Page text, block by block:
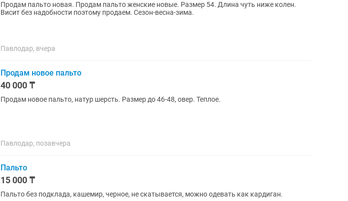
Продам пальто новая. Продам пальто женские новые. Размер 54. Длина чуть ниже колен.
Висит без надобности поэтому продаем. Сезон-весна-зима.
Павлодар, вчера
Продам новое пальто
40 000 ₸
Продам новое пальто, натур шерсть. Размер до 46-48, овер. Теплое.
Павлодар, позавчера
Пальто
15 000 ₸
Пальто без подклада, кашемир, черное, не скатывается, можно одевать как кардиган.